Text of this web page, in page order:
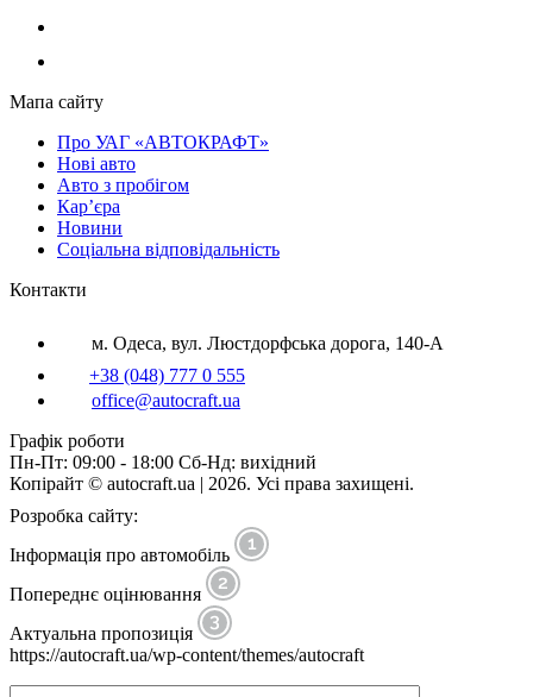
Мапа сайту
Про УАГ «АВТОКРАФТ»
Нові авто
Авто з пробігом
Кар’єра
Новини
Соціальна відповідальність
Контакти
м. Одеса, вул. Люстдорфська дорога, 140-А
+38 (048) 777 0 555
office@autocraft.ua
Графік роботи
Пн-Пт: 09:00 - 18:00 Сб-Нд: вихідний
Копірайт © autocraft.ua | 2026. Усі права захищені.
Розробка сайту:
Інформація про автомобіль
Попереднє оцінювання
Актуальна пропозиція
https://autocraft.ua/wp-content/themes/autocraft